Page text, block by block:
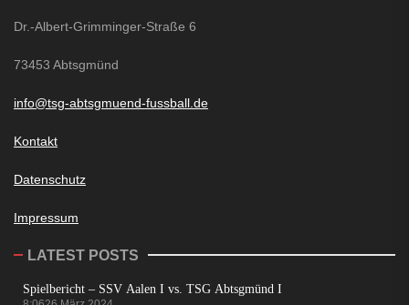
Dr.-Albert-Grimminger-Straße 6
73453 Abtsgmünd
info@tsg-abtsgmuend-fussball.de
Kontakt
Datenschutz
Impressum
LATEST POSTS
Spielbericht – SSV Aalen I vs. TSG Abtsgmünd I